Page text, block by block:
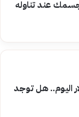
عند تناوله
اليوم.. هل توجد